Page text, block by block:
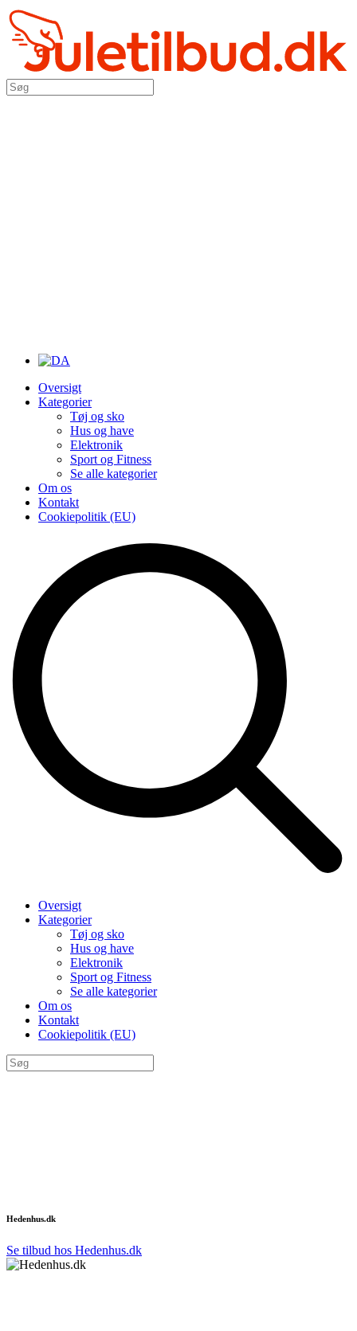
Oversigt
Kategorier
Tøj og sko
Hus og have
Elektronik
Sport og Fitness
Se alle kategorier
Om os
Kontakt
Cookiepolitik (EU)
Oversigt
Kategorier
Tøj og sko
Hus og have
Elektronik
Sport og Fitness
Se alle kategorier
Om os
Kontakt
Cookiepolitik (EU)
Hedenhus.dk
Se tilbud hos Hedenhus.dk